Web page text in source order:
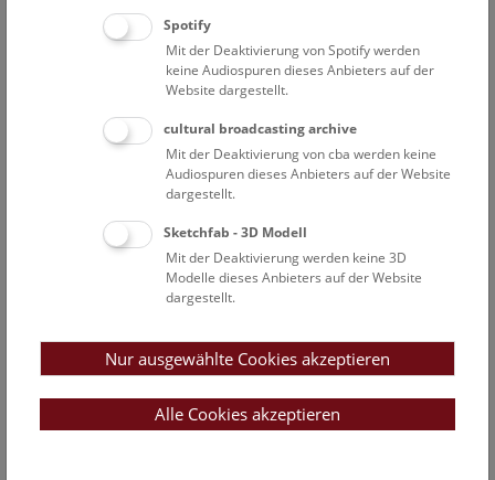
Ausbildung
PhD in Ökologie an der Vetmeduni
Wien, Austria; Thema: The genetic basis of
adaptation in
Drosophila melanogaster
Prof. Christian Schlötterer & Prof. Thomas Flatt
Magister rerum naturalis inÖkologie
an der Universität Wien, Austria; Thema: The
genetic structure of Slovakian Bee-eaters (
apiaster ): Microsatellite differentiation between
individuals and colonies; Betreuer: Dr. Christian
Schultze & Prof. Konrad Fiedler
Biodiversität and Ökologie an der Karl Franzens
Universität Graz, Austria
Beruflicher Werdegang
Spotify
Mit der Deaktivierung von Spotify werden
keine Audiospuren dieses Anbieters auf der
Website dargestellt.
cultural broadcasting archive
Mit der Deaktivierung von cba werden keine
Audiospuren dieses Anbieters auf der Website
dargestellt.
Sketchfab - 3D Modell
Mit der Deaktivierung werden keine 3D
Modelle dieses Anbieters auf der Website
dargestellt.
Nur ausgewählte Cookies akzeptieren
Alle Cookies akzeptieren